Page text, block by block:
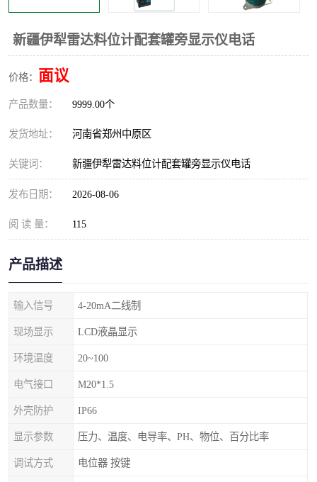
新疆伊犁雷达料位计配套罐旁显示仪电话
价格： 面议
产品数量： 9999.00个
发货地址： 河南省郑州中原区
关键词： 新疆伊犁雷达料位计配套罐旁显示仪电话
发布日期： 2026-08-06
阅 读 量： 115
产品描述
输入信号 4-20mA二线制
现场显示 LCD液晶显示
环境温度 20~100
电气接口 M20*1.5
外壳防护 IP66
显示参数 压力、温度、电导率、PH、物位、百分比率
调试方式 电位器 按键